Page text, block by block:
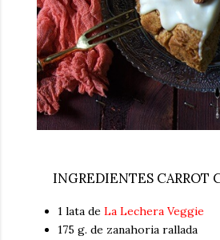
INGREDIENTES CARROT
1 lata de La Lechera Veggie
175 g. de zanahoria rallada